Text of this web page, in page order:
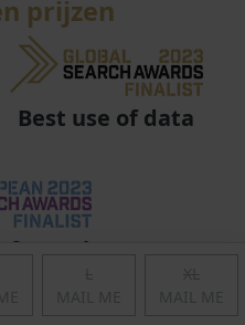
prijzen
Best use of data
search